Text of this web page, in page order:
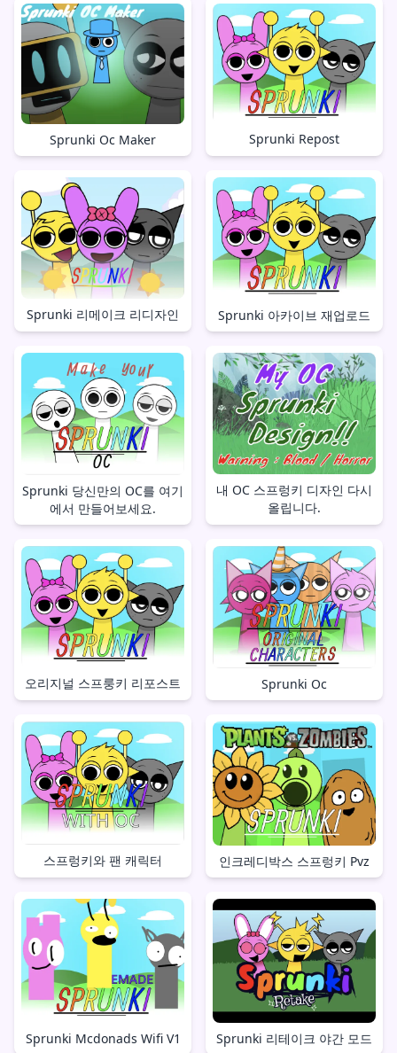
Sprunki Oc Maker Sprunki Repost
Sprunki 리메이크 리디자인 Sprunki 아카이브 재업로드
Sprunki 당신만의 OC를 여기
에서 만들어보세요.
내 OC 스프렁키 디자인 다시
올립니다.
오리지널 스프룽키 리포스트 Sprunki Oc
스프렁키와 팬 캐릭터 인크레디박스 스프렁키 Pvz
Sprunki Mcdonads Wifi V1 Sprunki 리테이크 야간 모드